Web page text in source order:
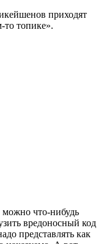
приходят
то топике».
можно что-нибудь
вредоносный код
представлять как